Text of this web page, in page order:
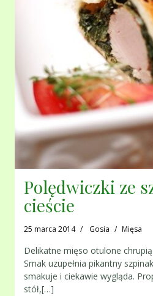
Polędwiczki ze
cieście
25 marca 2014 Gosia Mięsa
Delikatne mięso otulone
Smak uzupełnia pikantny
smakuje i ciekawie wygląda.
stół,[…]